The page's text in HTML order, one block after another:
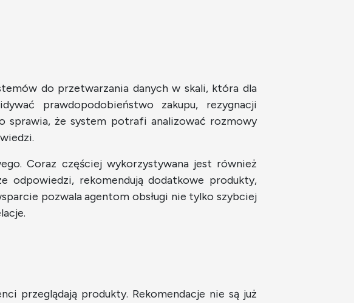
do przetwarzania danych w skali, która dla
prawdopodobieństwo zakupu, rezygnacji
sprawia, że system potrafi analizować rozmowy
Coraz częściej wykorzystywana jest również
odpowiedzi, rekomendują dodatkowe produkty,
pozwala agentom obsługi nie tylko szybciej
przeglądają produkty. Rekomendacje nie są już